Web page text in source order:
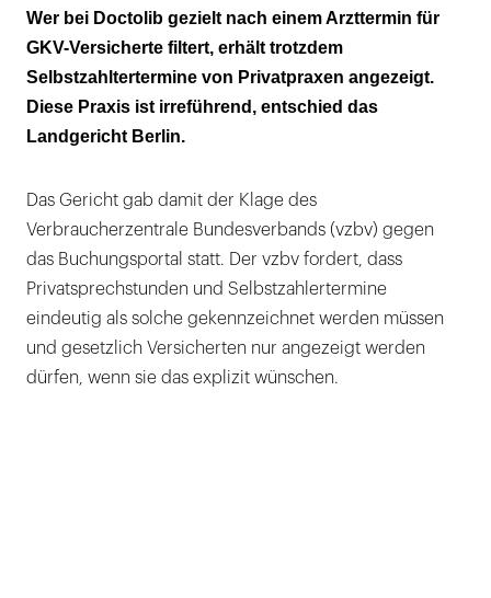
Die ersten Treffer waren Selbstzahlertermine
„Patienten können NUR! als Selbstzahler zu
uns in die Praxis kommen“
Die strittige Filterfunktion ist irreführend
Wer bei Doctolib gezielt nach einem Arzttermin für
GKV-Versicherte filtert, erhält trotzdem
Selbstzahltertermine von Privatpraxen angezeigt.
Diese Praxis ist irreführend, entschied das
Landgericht Berlin.
Das Gericht gab damit der Klage des
Verbraucherzentrale Bundesverbands (vzbv) gegen
das Buchungsportal statt. Der vzbv fordert, dass
Privatsprechstunden und Selbstzahlertermine
eindeutig als solche gekennzeichnet werden müssen
und gesetzlich Versicherten nur angezeigt werden
dürfen, wenn sie das explizit wünschen.